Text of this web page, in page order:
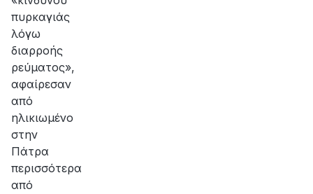
πυρκαγιάς
λόγω
διαρροής
ρεύματος»,
αφαίρεσαν
από
ηλικιωμένο
στην
Πάτρα
περισσότερα
από